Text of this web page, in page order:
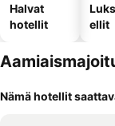
Halvat
hotellit
ellit
Nämä hotellit